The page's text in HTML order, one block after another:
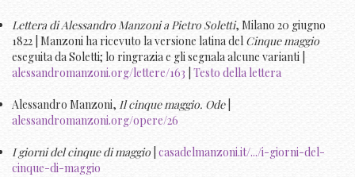
Lettera di Alessandro Manzoni a Pietro Soletti, Milano 20 giugno
1822 | Manzoni ha ricevuto la versione latina del Cinque maggio
eseguita da Soletti; lo ringrazia e gli segnala alcune varianti |
alessandromanzoni.org/lettere/163 Testo della lettera
Alessandro Manzoni, Il cinque maggio. Ode|
alessandromanzoni.org/opere/26
I giorni del cinque di maggio casadelmanzoni.it/.../i-giorni-del-
cinque-di-maggio